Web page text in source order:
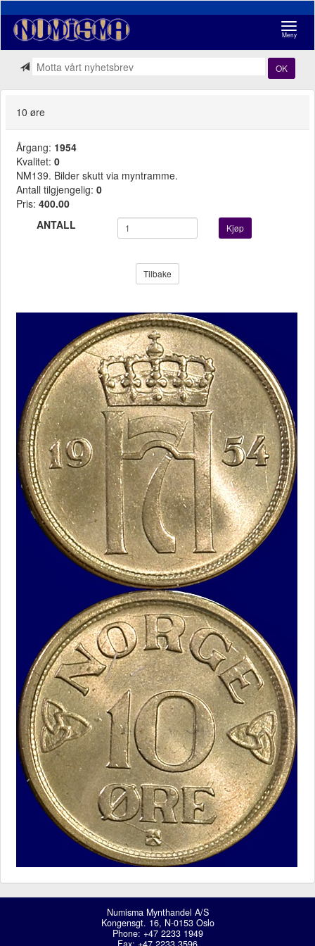
Meny
OK
10 øre
Årgang: 1954
Kvalitet: 0
NM139. Bilder skutt via myntramme.
Antall tilgjengelig: 0
Pris: 400.00
ANTALL
Kjøp
Tilbake
Numisma Mynthandel A/S
Kongensgt. 16, N-0153 Oslo
Phone: +47 2233 1949